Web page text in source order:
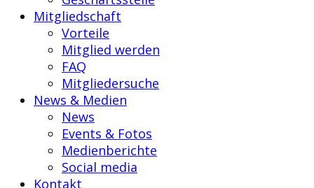
Mitgliedschaft
Vorteile
Mitglied werden
FAQ
Mitgliedersuche
News & Medien
News
Events & Fotos
Medienberichte
Social media
Kontakt